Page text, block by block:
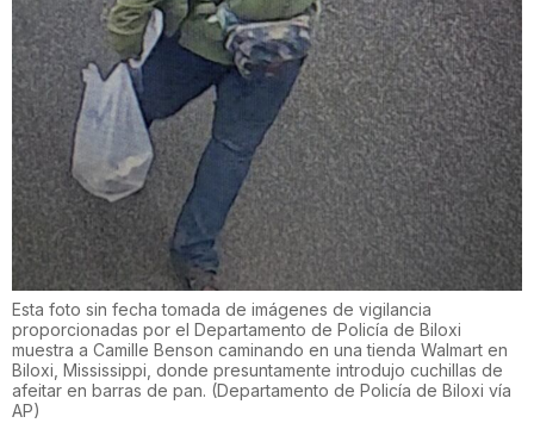
Esta foto sin fecha tomada de imágenes de vigilancia
proporcionadas por el Departamento de Policía de Biloxi
muestra a Camille Benson caminando en una tienda Walmart en
Biloxi, Mississippi, donde presuntamente introdujo cuchillas de
afeitar en barras de pan. (Departamento de Policía de Biloxi vía
AP)